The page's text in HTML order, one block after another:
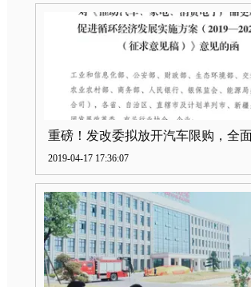
2019-04-17 17:36:07